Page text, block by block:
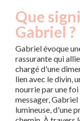
Que
Gabriel ?
Gabriel évoque
rassurante qui
chargé d'une
lien avec le divin,
nourrie par une
messager,
lumineuse, d'une